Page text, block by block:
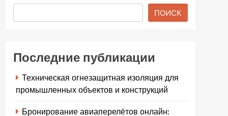
ПОИСК
Последние публикации
Техническая огнезащитная изоляция для
промышленных объектов и конструкций
Бронирование авиаперелётов онлайн: